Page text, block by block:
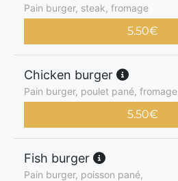
Pain burger, steak, fromage
5.50€
Chicken burger
Pain burger, poulet pané, fromage
5.50€
Fish burger
Pain burger, poisson pané,